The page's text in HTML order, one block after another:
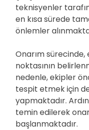
teknisyenler
en kısa sürede
önlemler
Onarım
noktasının
nedenle, ekipler
tespit etmek için
yapmaktadır.
temin edilerek
başlanmaktadır.